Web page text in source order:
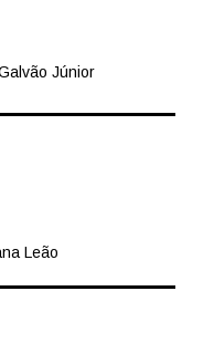
Júnior
Leão